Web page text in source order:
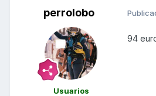
perrolobo
Usuarios
94